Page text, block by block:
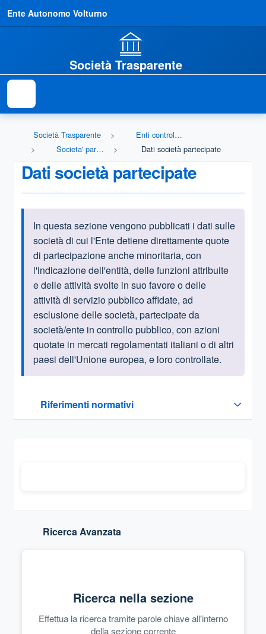
Ente Autonomo Volturno
Società Trasparente
Società Trasparente
Enti controllati
Societa' partecipate
Dati società partecipate
Dati società partecipate
Informazioni introduttive
In questa sezione vengono pubblicati i dati sulle
società di cui l'Ente detiene direttamente quote
di partecipazione anche minoritaria, con
l'indicazione dell'entità, delle funzioni attribuite
e delle attività svolte in suo favore o delle
attività di servizio pubblico affidate, ad
esclusione delle società, partecipate da
società/ente in controllo pubblico, con azioni
quotate in mercati regolamentati italiani o di altri
paesi dell'Unione europea, e loro controllate.
Riferimenti normativi
Sezione compressa
Ricerca Avanzata
Ricerca nella sezione
Effettua la ricerca tramite parole chiave all'interno
della sezione corrente